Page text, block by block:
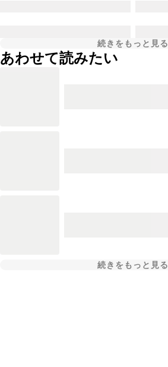
続きをもっと見る
あわせて読みたい
続きをもっと見る